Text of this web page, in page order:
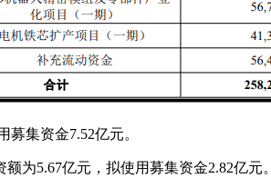
集资金7.52亿元。
为5.67亿元，拟使用募集资金2.82亿元。